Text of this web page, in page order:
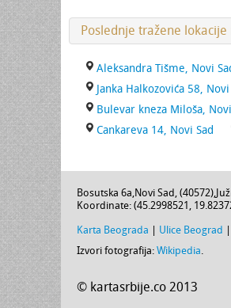
Poslednje tražene
Aleksandra Tišme, Novi
Janka Halkozovića 58, Novi
Bulevar kneza Miloša, Novi
Cankareva 14, Novi Sad
Bosutska 6a,Novi Sad, (40572),
Koordinate: (45.2998521 ,
Karta Beograda Ulice Beograd
Izvori fotografija: Wikipedia.
© kartasrbije.co 2013